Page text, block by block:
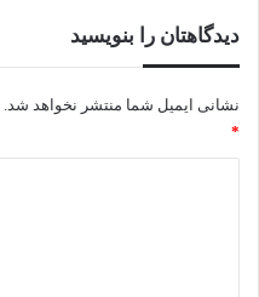
دیدگاهتان را بنویسید
نشانی ایمیل شما منتشر نخواهد شد.
*